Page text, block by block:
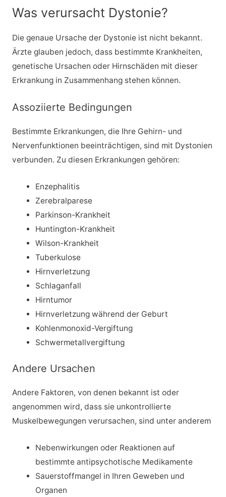
Was verursacht Dystonie?
Die genaue Ursache der Dystonie ist nicht bekannt.
Ärzte glauben jedoch, dass bestimmte Krankheiten,
genetische Ursachen oder Hirnschäden mit dieser
Erkrankung in Zusammenhang stehen können.
Assoziierte Bedingungen
Bestimmte Erkrankungen, die Ihre Gehirn- und
Nervenfunktionen beeinträchtigen, sind mit Dystonien
verbunden. Zu diesen Erkrankungen gehören:
Enzephalitis
Zerebralparese
Parkinson-Krankheit
Huntington-Krankheit
Wilson-Krankheit
Tuberkulose
Hirnverletzung
Schlaganfall
Hirntumor
Hirnverletzung während der Geburt
Kohlenmonoxid-Vergiftung
Schwermetallvergiftung
Andere Ursachen
Andere Faktoren, von denen bekannt ist oder
angenommen wird, dass sie unkontrollierte
Muskelbewegungen verursachen, sind unter anderem
Nebenwirkungen oder Reaktionen auf
bestimmte antipsychotische Medikamente
Sauerstoffmangel in Ihren Geweben und
Organen